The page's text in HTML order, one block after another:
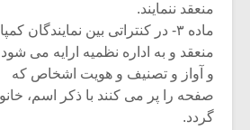
منعقد ننمایند.
ماده ۳- در کنتراتی بین نمایندگان
منعقد و به اداره نظمیه ارایه می
و آواز و تصنیف و هویت اشخاص که
صفحه را پر می کنند با ذکر اسم،
گردد.
میکلوش روژا